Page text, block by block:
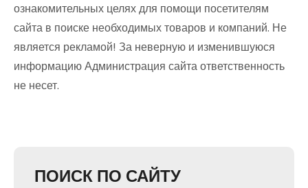
ознакомительных целях для помощи посетителям
сайта в поиске необходимых товаров и компаний. Не
является рекламой! За неверную и изменившуюся
информацию Администрация сайта ответственность
не несет.
ПОИСК ПО САЙТУ